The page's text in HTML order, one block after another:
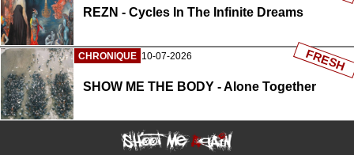
REZN - Cycles In The Infinite Dreams
CHRONIQUE 10-07-2026
SHOW ME THE BODY - Alone Together
FRESH